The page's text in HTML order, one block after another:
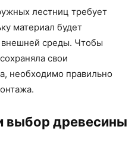
лестниц требует
материал будет
внешней среды. Чтобы
свои
необходимо правильно
выбор древесины